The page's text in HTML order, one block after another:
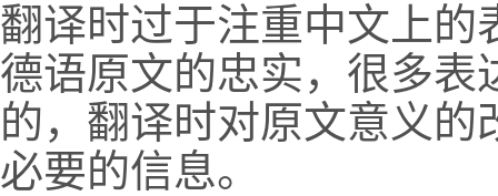
翻译时过于注重中文上的
德语原文的忠实，很多表
的，翻译时对原文意义
必要的信息。